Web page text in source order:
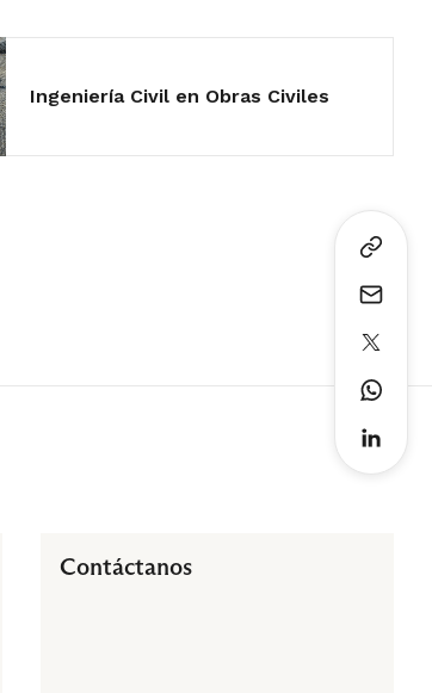
Ingeniería Civil en Obras Civiles
Contáctanos